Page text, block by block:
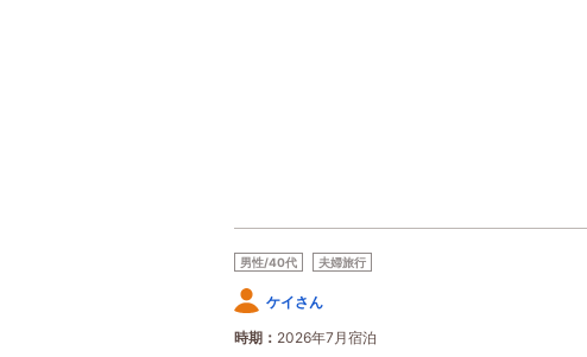
男性/40代 夫婦旅行
ケイさん
時期
2026年7月宿泊